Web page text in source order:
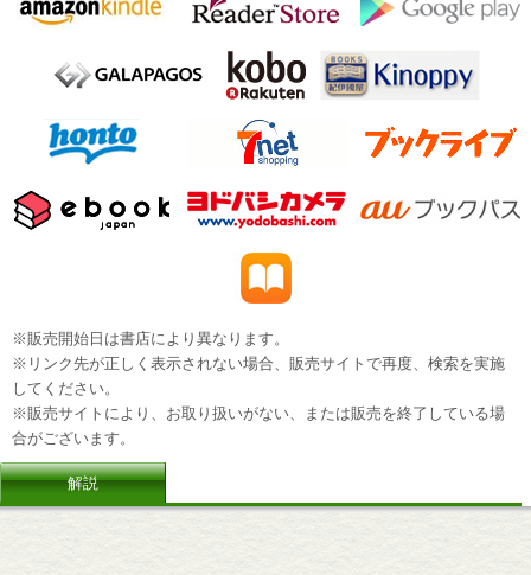
※販売開始日は書店により異なります。
※リンク先が正しく表示されない場合、販売サイトで再度、検索を実施
してください。
※販売サイトにより、お取り扱いがない、または販売を終了している場
合がございます。
解説